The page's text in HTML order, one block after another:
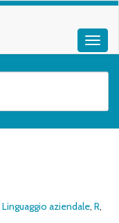
Linguaggio aziendale, R,